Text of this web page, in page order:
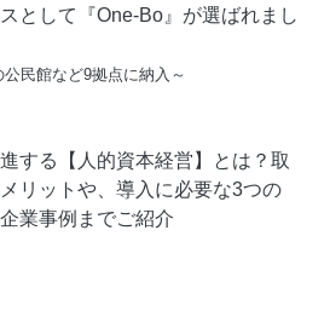
として『One-Bo』が選ばれまし
公民館など9拠点に納入～
する【人的資本経営】とは？取
リットや、導入に必要な3つの
業事例までご紹介